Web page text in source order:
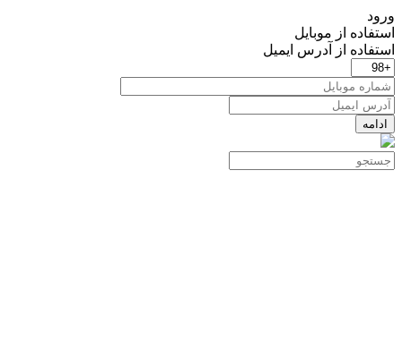
ورود
استفاده از موبایل
استفاده از آدرس ایمیل
ادامه